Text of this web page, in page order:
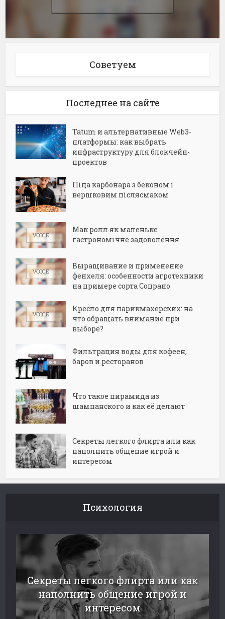
Советуем
Последнее на сайте
Tatum и альтернативные Web3-
платформы: как выбрать
инфраструктуру для блокчейн-
проектов
Піца карбонара з беконом і
вершковим післясмаком
Мак ролл як маленьке
гастрономічне задоволення
Выращивание и применение
фенхеля: особенности агротехники
на примере сорта Сопрано
Кресло для парикмахерских: на
что обращать внимание при
выборе?
Фильтрация воды для кофеен,
баров и ресторанов
Что такое пирамида из
шампанского и как её делают
Секреты легкого флирта или как
наполнить общение игрой и
интересом
Психология
Секреты легкого флирта или как
наполнить общение игрой и
интересом